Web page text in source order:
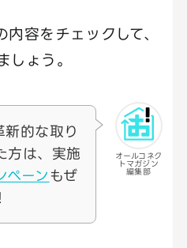
容をチェックして、
しょう。
オールコネク
トマガジン
編集部
新的な取り
方は、実施
ペーン もぜ